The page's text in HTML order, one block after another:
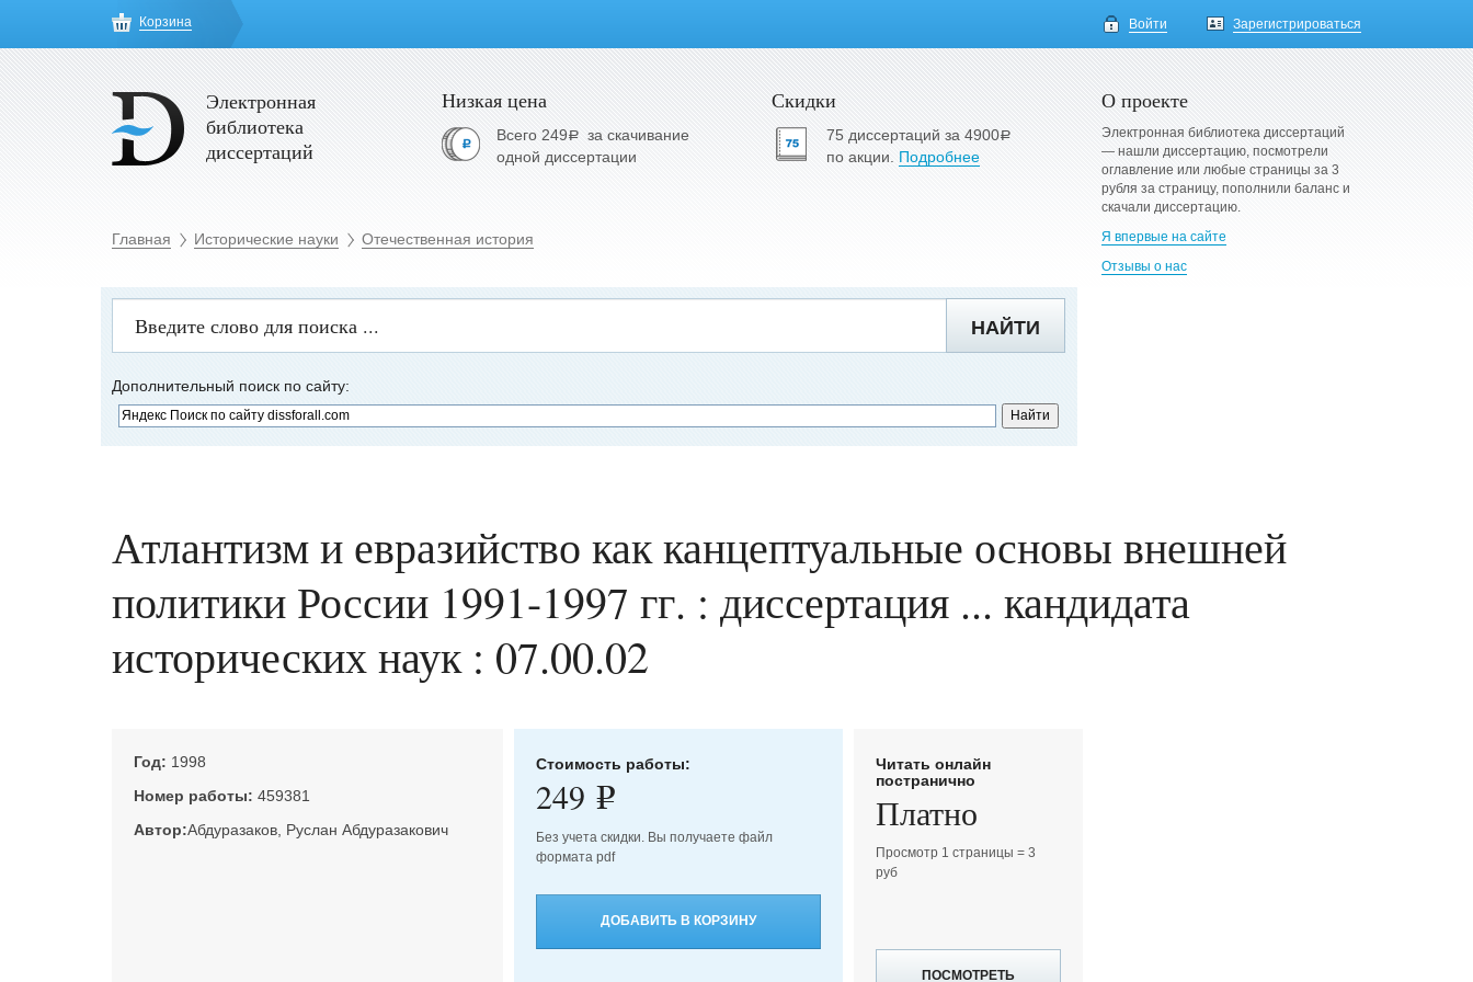
Корзина Войти Зарегистрироваться
Электронная
библиотека
диссертаций
Низкая цена
Всего 249a за скачивание
одной диссертации
Скидки
75 диссертаций за 4900a
по акции. Подробнее
Главная Исторические науки Отечественная история
О проекте
Электронная библиотека диссертаций
— нашли диссертацию, посмотрели
оглавление или любые страницы за 3
рубля за страницу, пополнили баланс и
скачали диссертацию.
Я впервые на сайте
Отзывы о нас
НАЙТИ
Дополнительный поиск по сайту:
Атлантизм и евразийство как канцептуальные основы внешней
политики России 1991-1997 гг. : диссертация ... кандидата
исторических наук : 07.00.02
Год: 1998
Номер работы: 459381
Автор:Абдуразаков, Руслан Абдуразакович
Стоимость работы:
249 e
Без учета скидки. Вы получаете файл
формата pdf
ДОБАВИТЬ В КОРЗИНУ
Читать онлайн
постранично
Платно
Просмотр 1 страницы = 3
руб
ПОСМОТРЕТЬ